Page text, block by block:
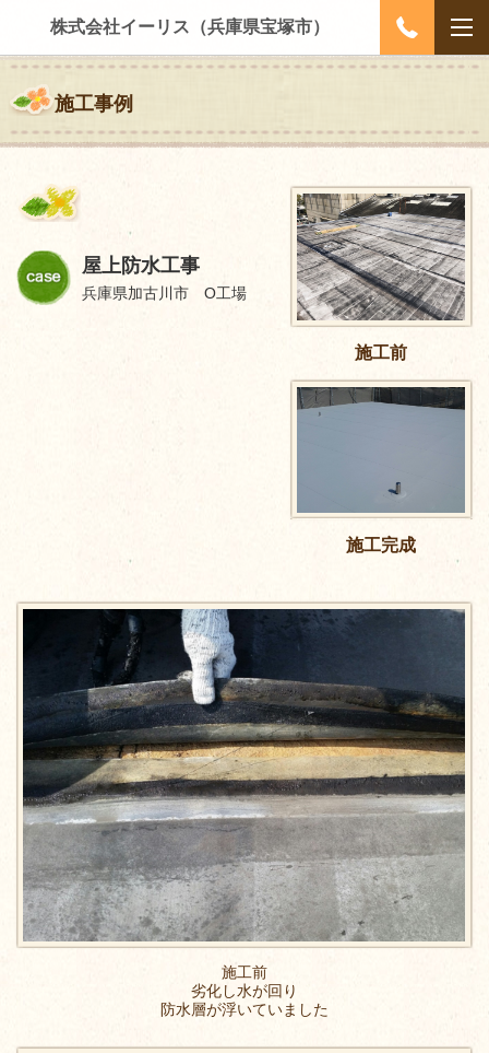
株式会社イーリス（兵庫県宝塚市）
施工事例
施工前
屋上防水工事
兵庫県加古川市 O工場
施工完成
施工前
劣化し水が回り
防水層が浮いていました